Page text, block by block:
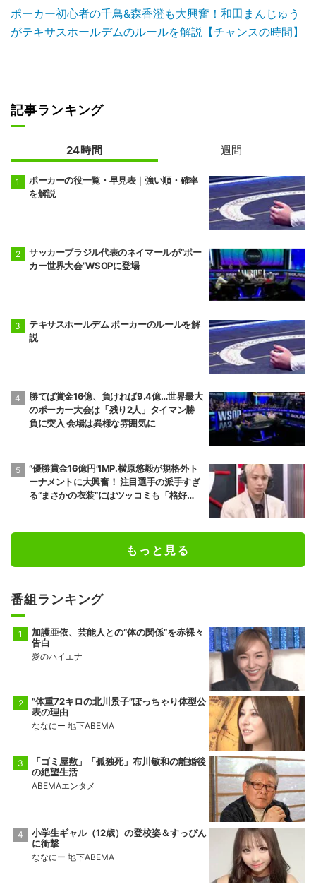
ポーカー初心者の千鳥&森香澄も大興奮！和田まんじゅう
がテキサスホールデムのルールを解説【チャンスの時間】
記事ランキング
24時間 週間
ポーカーの役一覧・早見表｜強い順・確率
を解説
サッカーブラジル代表のネイマールが“ポー
カー世界大会”WSOPに登場
テキサスホールデム ポーカーのルールを解
説
勝てば賞金16億、負ければ9.4億…世界最大
のポーカー大会は「残り2人」タイマン勝
負に突入 会場は異様な雰囲気に
“優勝賞金16億円”IMP.横原悠毅が規格外ト
ーナメントに大興奮！ 注目選手の派手すぎ
る“まさかの衣装”にはツッコミも「格好
もっと見る
番組ランキング
加護亜依、芸能人との“体の関係”を赤裸々
告白
愛のハイエナ
“体重72キロの北川景子”ぽっちゃり体型公
表の理由
ななにー 地下ABEMA
「ゴミ屋敷」「孤独死」布川敏和の離婚後
の絶望生活
ABEMAエンタメ
小学生ギャル（12歳）の登校姿＆すっぴん
に衝撃
ななにー 地下ABEMA